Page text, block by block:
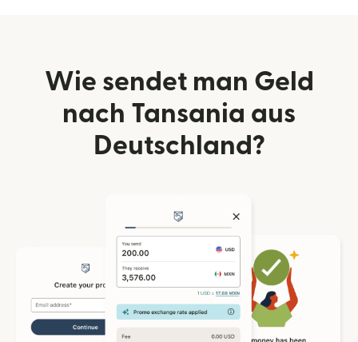
Wie sendet man Geld
nach Tansania aus
Deutschland?